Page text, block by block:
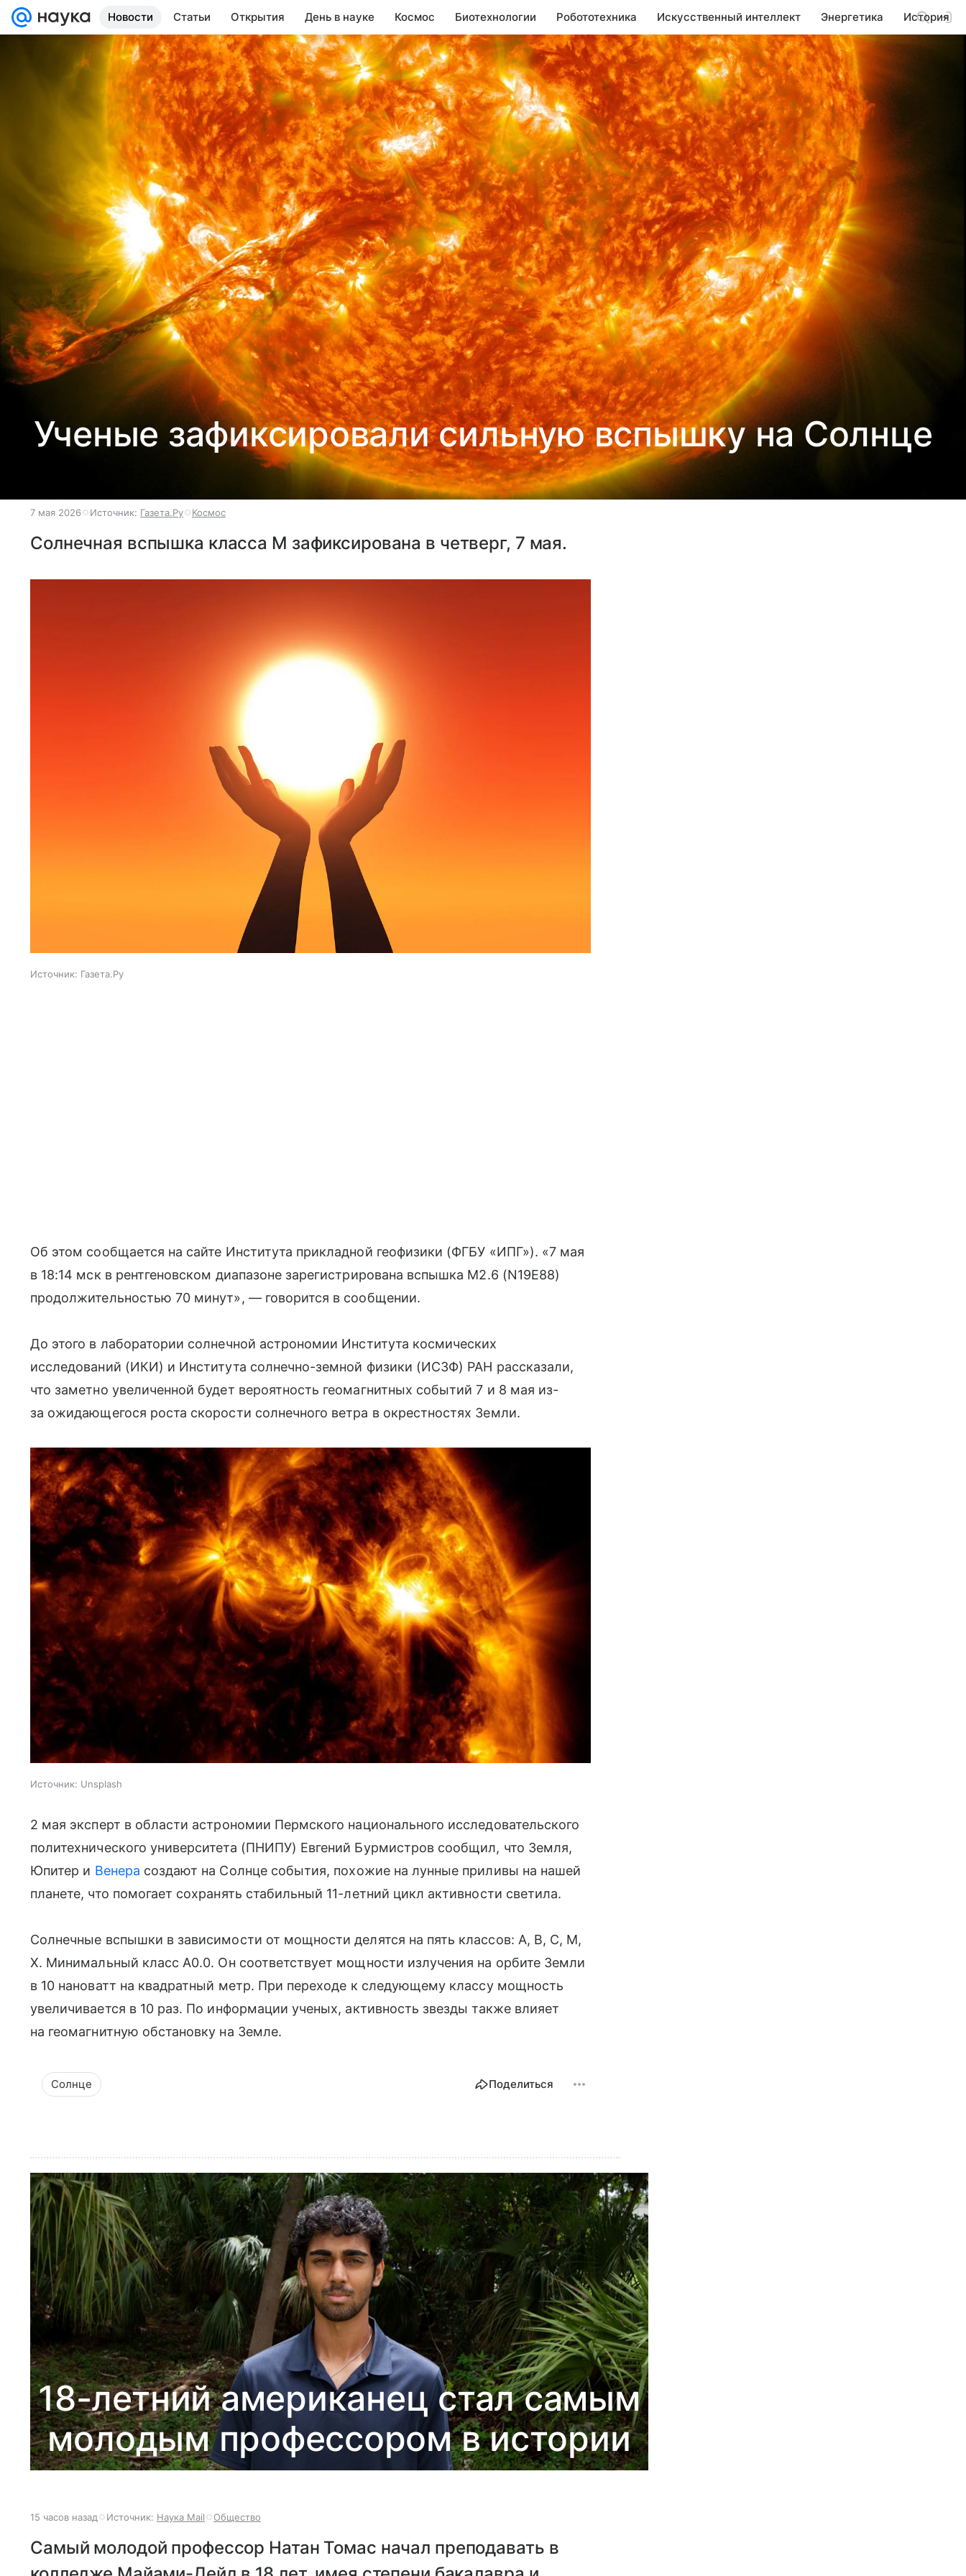
Новости Статьи Открытия День в науке Космос Биотехнологии Робототехника Искусственный интеллект Энергетика История
Ученые зафиксировали сильную вспышку на Солнце
7 мая 2026 Источник: Газета.Ру Космос
Солнечная вспышка класса М зафиксирована в четверг, 7 мая.
Источник: Газета.Ру
Об этом сообщается на сайте Института прикладной геофизики (ФГБУ «ИПГ»). «7 мая
в 18:14 мск в рентгеновском диапазоне зарегистрирована вспышка M2.6 (N19E88)
продолжительностью 70 минут», — говорится в сообщении.
До этого в лаборатории солнечной астрономии Института космических
исследований (ИКИ) и Института солнечно-земной физики (ИСЗФ) РАН рассказали,
что заметно увеличенной будет вероятность геомагнитных событий 7 и 8 мая из-
за ожидающегося роста скорости солнечного ветра в окрестностях Земли.
Источник: Unsplash
2 мая эксперт в области астрономии Пермского национального исследовательского
политехнического университета (ПНИПУ) Евгений Бурмистров сообщил, что Земля,
Юпитер и Венера создают на Солнце события, похожие на лунные приливы на нашей
планете, что помогает сохранять стабильный 11-летний цикл активности светила.
Солнечные вспышки в зависимости от мощности делятся на пять классов: A, B, C, M,
X. Минимальный класс A0.0. Он соответствует мощности излучения на орбите Земли
в 10 нановатт на квадратный метр. При переходе к следующему классу мощность
увеличивается в 10 раз. По информации ученых, активность звезды также влияет
на геомагнитную обстановку на Земле.
Солнце Поделиться
18-летний американец стал самым
молодым профессором в истории
15 часов назад Источник: Наука Mail Общество
Самый молодой профессор Натан Томас начал преподавать в